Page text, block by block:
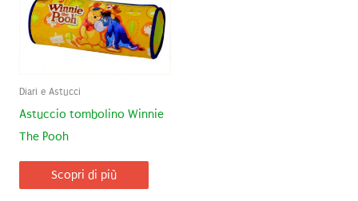
Diari e Astucci
Astuccio tombolino Winnie
The Pooh
Scopri di più